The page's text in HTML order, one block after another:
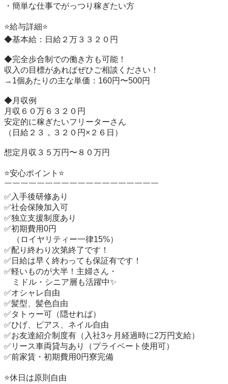
・簡単な仕事でがっつり稼ぎたい方
⭐️給与詳細⭐️
◆基本給：日給２万３３２０円
◆完全歩合制での働き方も可能！
収入の目標があればぜひご相談ください！
→1個あたりの主な単価：160円〜500円
◆月収例
月収６０万６３２０円
安定的に稼ぎたいフリーターさん
（日給２３，３２０円×２６日）
想定月収３５万円〜８０万円
⭐安心ポイント⭐
￣￣￣￣￣￣￣￣￣￣￣￣￣￣￣￣￣￣￣
✅入手後研修あり
✅社会保険加入可
✅独立支援制度あり
✅初期費用0円
（ロイヤリティー一律15%）
✅配り終わり次第終了です！
✅日給は早く終わっても保証有です！
✅軽いものが大半！主婦さん・
ミドル・シニア層も活躍中✨
✅オシャレ自由
✅髪型、髪色自由
✅タトゥー可（隠せれば）
✅ひげ、ピアス、ネイル自由
✅お友達紹介制度有（入社3ヶ月経過時に2万円支給）
✅リース車両貸与あり（プライベート使用可）
✅前家賃・初期費用0円寮完備
⭐️休日は原則自由